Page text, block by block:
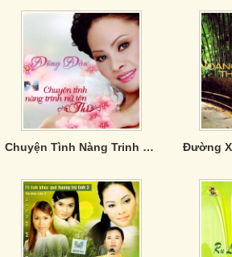
Chuyện Tình Nàng Trinh Nữ Tên Thi - Đông Đào